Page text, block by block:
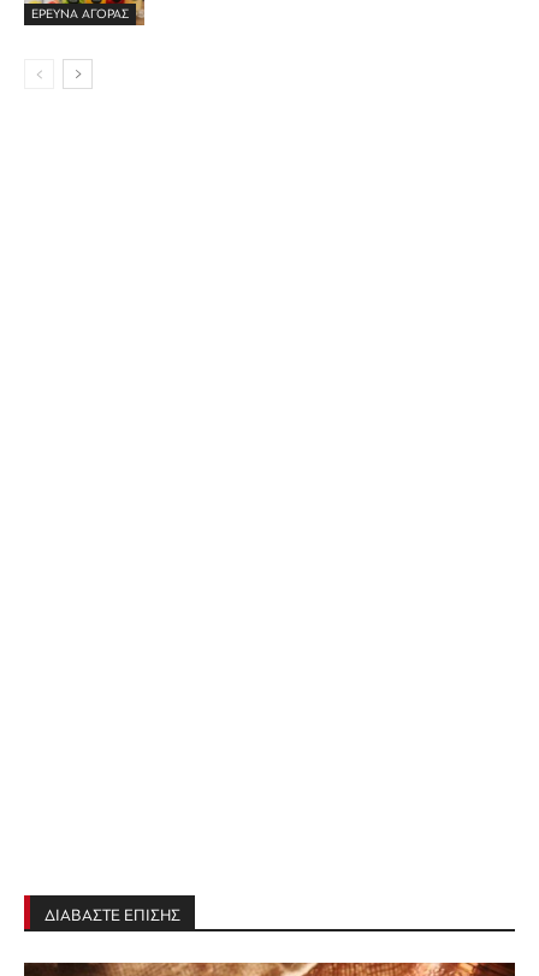
ΕΡΕΥΝΑ ΑΓΟΡΑΣ
ΔΙΑΒΑΣΤΕ ΕΠΙΣΗΣ